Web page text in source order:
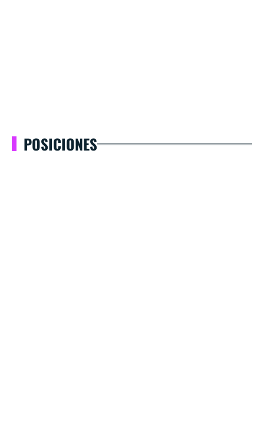
POSICIONES